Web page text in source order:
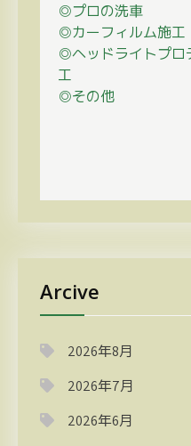
◎プロの洗車
◎カーフィルム施工
◎ヘッドライトプロ
工
◎その他
Arcive
2026年8月
2026年7月
2026年6月